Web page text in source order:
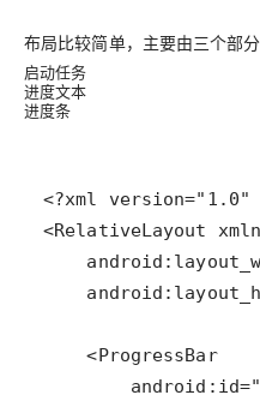
布局比较简单，主要由三个部分
启动任务
进度文本
进度条
    <ProgressBar